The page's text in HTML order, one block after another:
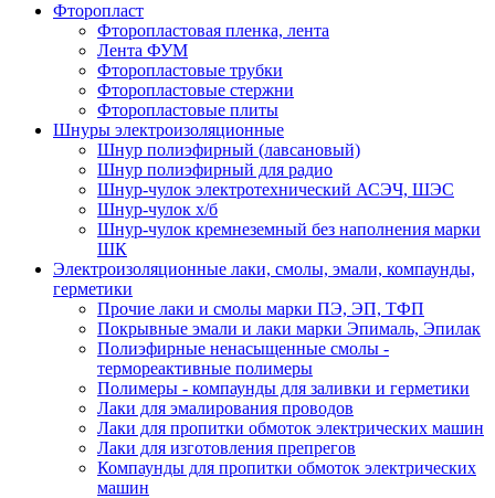
Фторопласт
Фторопластовая пленка, лента
Лента ФУМ
Фторопластовые трубки
Фторопластовые стержни
Фторопластовые плиты
Шнуры электроизоляционные
Шнур полиэфирный (лавсановый)
Шнур полиэфирный для радио
Шнур-чулок электротехнический АСЭЧ, ШЭС
Шнур-чулок х/б
Шнур-чулок кремнеземный без наполнения марки
ШК
Электроизоляционные лаки, смолы, эмали, компаунды,
герметики
Прочие лаки и смолы марки ПЭ, ЭП, ТФП
Покрывные эмали и лаки марки Эпималь, Эпилак
Полиэфирные ненасыщенные смолы -
термореактивные полимеры
Полимеры - компаунды для заливки и герметики
Лаки для эмалирования проводов
Лаки для пропитки обмоток электрических машин
Лаки для изготовления препрегов
Компаунды для пропитки обмоток электрических
машин